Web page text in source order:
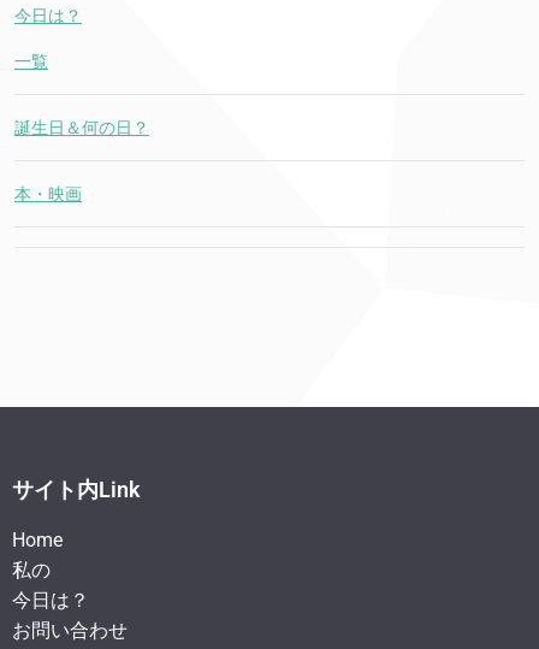
今日は？
一覧
誕生日＆何の日？
本・映画
サイト内Link
Home
私の
今日は？
お問い合わせ